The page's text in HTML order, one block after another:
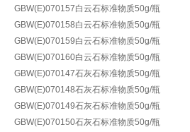
GBW(E)070157白云石标准物质50g/瓶
GBW(E)070158白云石标准物质50g/瓶
GBW(E)070159白云石标准物质50g/瓶
GBW(E)070160白云石标准物质50g/瓶
GBW(E)070147石灰石标准物质50g/瓶
GBW(E)070148石灰石标准物质50g/瓶
GBW(E)070149石灰石标准物质50g/瓶
GBW(E)070150石灰石标准物质50g/瓶